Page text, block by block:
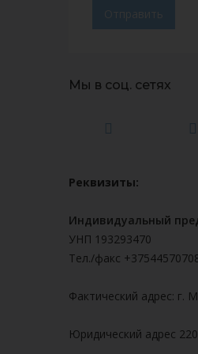
Мы в соц. сетях
Реквизиты:
Индивидуальный
УНП 193293470
Тел./факс
Фактический адрес: г.
Юридический адрес